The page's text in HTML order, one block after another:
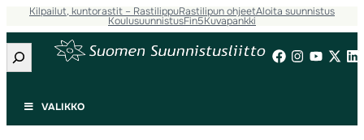
Kilpailut, kuntorastit – RastilippuRastilipun ohjeetAloita suunnistus
KoulusuunnistusFin5Kuvapankki
Etsi
VALIKKO